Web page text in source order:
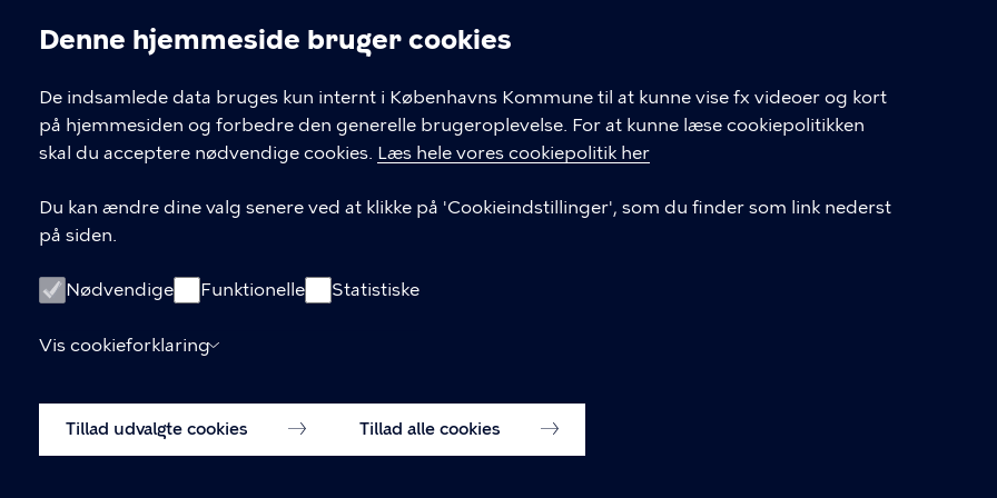
Cookieindstillinger
Denne hjemmeside bruger cookies
De indsamlede data bruges kun internt i Københavns Kommune til at kunne vise fx videoer og kort
på hjemmesiden og forbedre den generelle brugeroplevelse. For at kunne læse cookiepolitikken
skal du acceptere nødvendige cookies. Læs hele vores cookiepolitik her
Du kan ændre dine valg senere ved at klikke på 'Cookieindstillinger', som du finder som link nederst
på siden.
Nødvendige Funktionelle Statistiske
Vis cookieforklaring
Tillad udvalgte cookies Tillad alle cookies
Kontakt Københavns Kommune
T
33 66 33 66
CVR-nummer64942212
GENVEJE
Hvis du vil klage